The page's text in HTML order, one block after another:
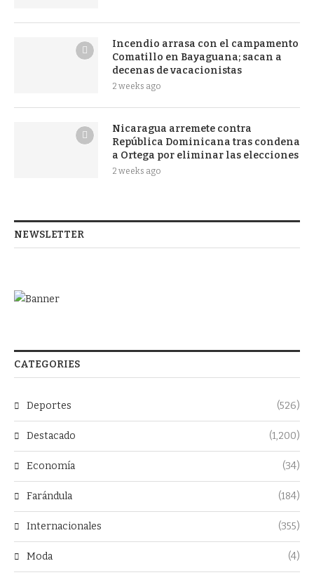
Incendio arrasa con el campamento
Comatillo en Bayaguana; sacan a
decenas de vacacionistas
2 weeks ago
Nicaragua arremete contra
República Dominicana tras condena
a Ortega por eliminar las elecciones
2 weeks ago
NEWSLETTER
CATEGORIES
Deportes (526)
Destacado (1,200)
Economía (34)
Farándula (184)
Internacionales (355)
Moda (4)